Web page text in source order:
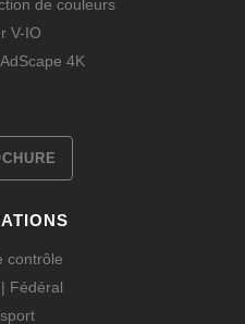
de couleurs
V-IO
4K
contrôle
Fédéral